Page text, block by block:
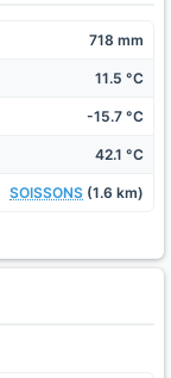
718 mm
11.5 °C
-15.7 °C
42.1 °C
SOISSONS (1.6 km)